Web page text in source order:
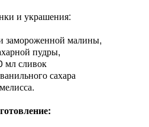
и украшения:
замороженной малины,
пудры,
мл сливок
сахара
мелисса.